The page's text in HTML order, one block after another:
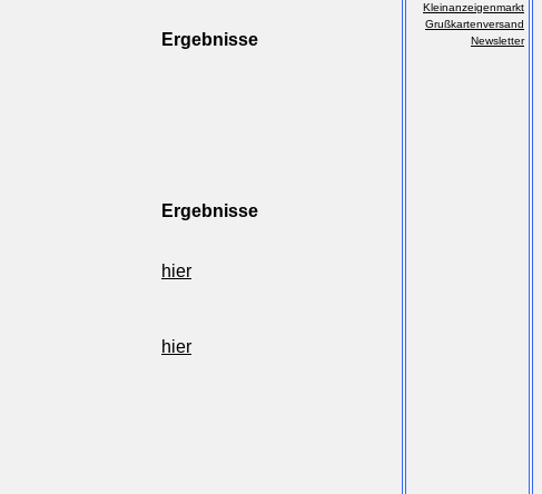
Ergebnisse
Ergebnisse
hier
hier
Kleinanzeigenmarkt
Grußkartenversand
Newsletter